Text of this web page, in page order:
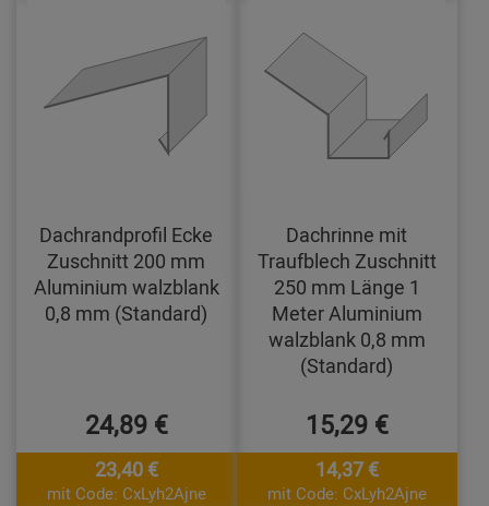
Dachrandprofil Ecke
Zuschnitt 200 mm
Aluminium walzblank
0,8 mm (Standard)
24,89 €
23,40 €
mit Code: CxLyh2Ajne
Dachrinne mit
Traufblech Zuschnitt
250 mm Länge 1
Meter Aluminium
walzblank 0,8 mm
(Standard)
15,29 €
14,37 €
mit Code: CxLyh2Ajne